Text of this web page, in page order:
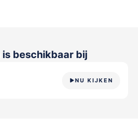
is beschikbaar bij
NU KIJKEN